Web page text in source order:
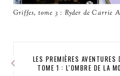
Griffes, tome 3 : Ryder de Carrie
LES PREMIÈRES AVENTURES
TOME 1 : L'OMBRE DE LA